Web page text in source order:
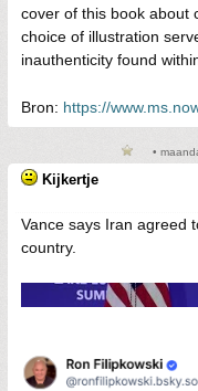
cover of this book about
choice of illustration
inauthenticity found
Bron: https://
•
Kijkertje
Vance says Iran agreed
country.